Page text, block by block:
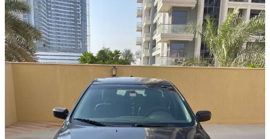
SE
جلد
بنزين
أوتوماتيك
أمامي
2012